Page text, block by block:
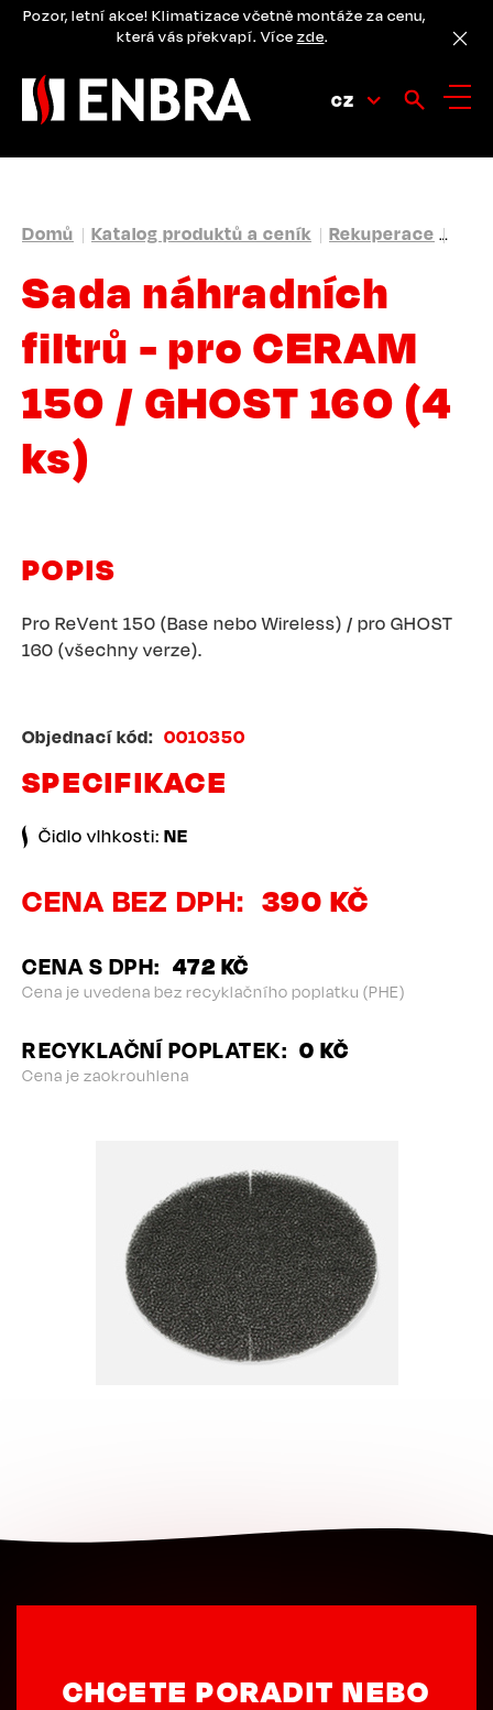
PřejítPozor, letní akce! Klimatizace včetně montáže za cenu,
která vás překvapí. Více zde.
CZ
DROBEČKOVÁ
NAVIGACE
Domů Katalog produktů a ceník Rekuperace
Sada náhradních
filtrů - pro CERAM
150 / GHOST 160 (4
ks)
POPIS
Pro ReVent 150 (Base nebo Wireless) / pro GHOST
160 (všechny verze).
Objednací kód 0010350
SPECIFIKACE
Čidlo vlhkosti: NE
CENA BEZ DPH 390 KČ
CENA S DPH 472 KČ
Cena je uvedena bez recyklačního poplatku (PHE)
RECYKLAČNÍ POPLATEK 0 KČ
Cena je zaokrouhlena
CHCETE PORADIT NEBO